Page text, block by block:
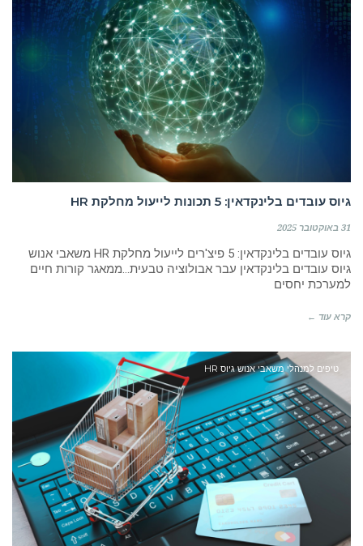
גיוס עובדים בלינקדאין: 5 תכונות לייעול מחלקת HR
31 באוקטובר 2025
גיוס עובדים בלינקדאין: 5 פיצ'רים לייעול מחלקת HR משאבי אנוש
גיוס עובדים בלינקדאין עבר אבולוציה טבעית…ממאגר קורות חיים
למערכת יחסים
קרא עוד ←
טיפים למנהלי משאבי אנוש גיוס HR